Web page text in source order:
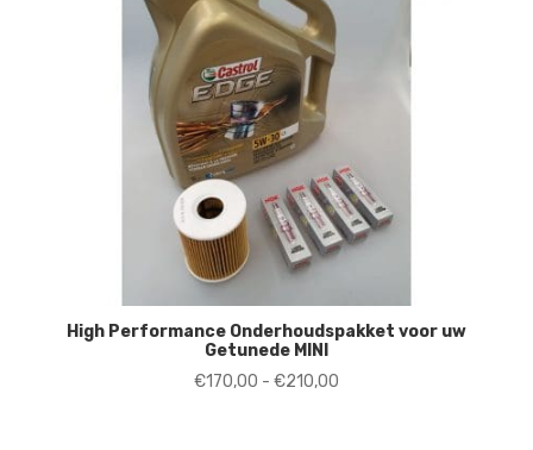
High Performance Onderhoudspakket voor uw
Getunede MINI
€170,00 - €210,00